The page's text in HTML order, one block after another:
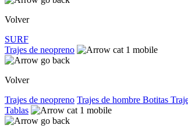
Volver
SURF
Trajes de neopreno
Volver
Trajes de neopreno Trajes de hombre Botitas
Tablas